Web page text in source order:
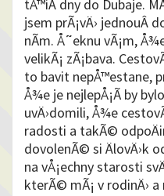
tÅ™iÂ dny do Dubaje.
jsem prÃ¡vÄ› jednouÂ
nÃ­m. Å˜eknu vÃ¡m,
velikÃ¡ zÃ¡bava.
to bavit nepÅ™estane,
Å¾e je nejlepÅ¡Ã­ by
uvÄ›domili, Å¾e
radosti a takÃ©
dovolenÃ© si ÄlovÄ›k
na vÅ¡echny starosti
kterÃ© mÃ¡ v rodinÄ›